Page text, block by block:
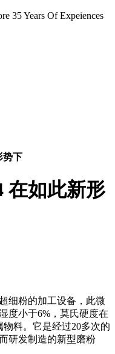
35 Years Of Expeiences
势下
在如此新形
细粉的加工设备，此微
度小于6%，莫氏硬度在
料。它是经过20多次的
研发制造的新型磨粉